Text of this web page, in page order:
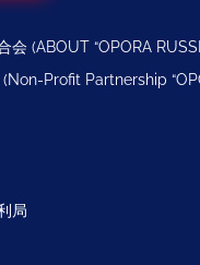
会 (ABOUT “OPORA
Profit Partnership
局